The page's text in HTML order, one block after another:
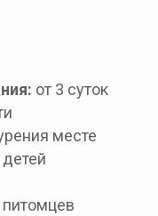
от 3 суток
месте
питомцев